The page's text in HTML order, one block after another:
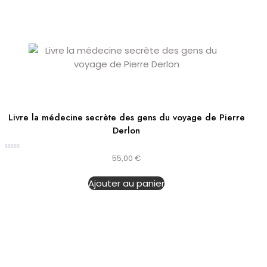
Livre la médecine secrète des gens du voyage de Pierre
Derlon
55,00€
Ajouter au panier